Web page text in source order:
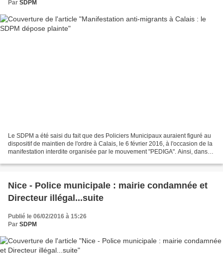
Par SDPM
Le SDPM a été saisi du fait que des Policiers Municipaux auraient figuré au
dispositif de maintien de l'ordre à Calais, le 6 février 2016, à l'occasion de la
manifestation interdite organisée par le mouvement "PEDIGA". Ainsi, dans
Nice - Police municipale : mairie condamnée et
Directeur illégal...suite
Publié le 06/02/2016 à 15:26
Par SDPM